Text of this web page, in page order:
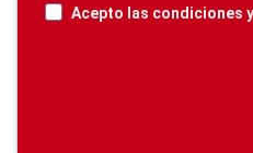
Acepto las condiciones